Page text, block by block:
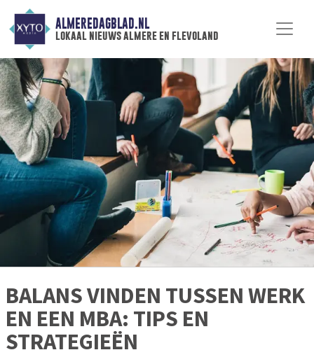
ALMEREDAGBLAD.NL
lokaal nieuws almere en flevoland
BALANS VINDEN TUSSEN WERK
EN EEN MBA: TIPS EN
STRATEGIEËN